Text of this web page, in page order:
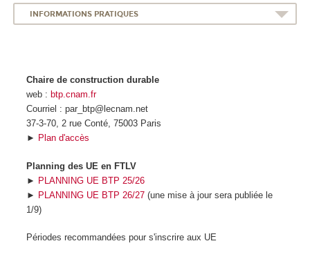
INFORMATIONS PRATIQUES
Chaire de construction durable
web : btp.cnam.fr
Courriel : par_btp@lecnam.net
37-3-70, 2 rue Conté, 75003 Paris
► Plan d'accès
Planning des UE en FTLV
► PLANNING UE BTP 25/26
► PLANNING UE BTP 26/27 (une mise à jour sera publiée le
1/9)
Périodes recommandées pour s'inscrire aux UE